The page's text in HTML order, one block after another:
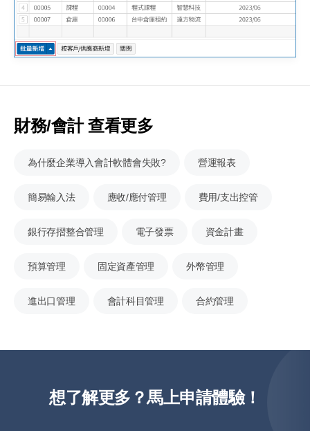
財務/會計 查看更多
為什麼企業導入會計軟體會失敗? 營運報表
簡易輸入法 應收/應付管理 費用/支出控管
銀行存摺整合管理 電子發票 資金計畫
預算管理 固定資產管理 外幣管理
進出口管理 會計科目管理 合約管理
想了解更多？馬上申請體驗！